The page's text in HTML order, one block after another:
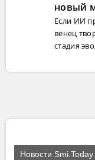
новый
Если ИИ
венец
стадия